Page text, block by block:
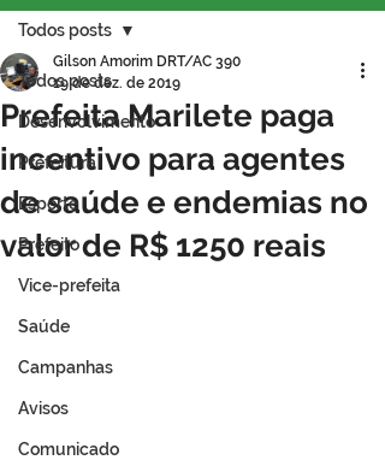
Todos posts
Desenvolvimento
Prefeitura
Esporte
Prefeito
Vice-prefeita
Saúde
Campanhas
Avisos
Comunicado
Todos posts
Prefeita Marilete paga
incentivo para agentes
de saúde e endemias no
valor de R$ 1250 reais
Gilson Amorim DRT/AC 390
19 de dez. de 2019